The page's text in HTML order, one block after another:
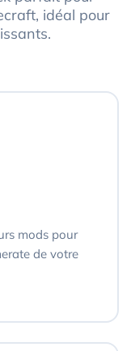
idéal pour
mods pour
de votre